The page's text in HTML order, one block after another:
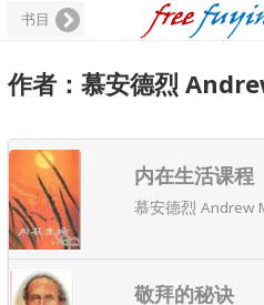
书目
作者：慕安德烈
内在生活课程
慕安德烈 Andrew
敬拜的秘诀